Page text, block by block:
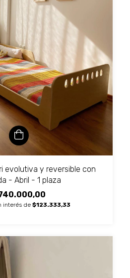
evolutiva y reversible con
- Abril - 1 plaza
interés de $123.333,33